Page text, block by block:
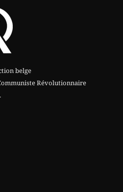
belge
Révolutionnaire
.